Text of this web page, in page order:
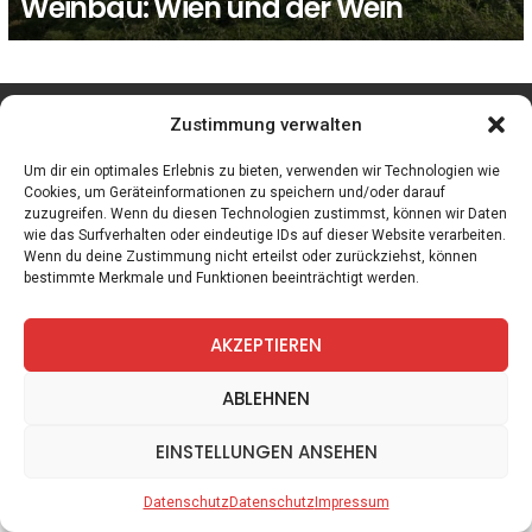
Zustimmung verwalten
Um dir ein optimales Erlebnis zu bieten, verwenden wir Technologien wie
Cookies, um Geräteinformationen zu speichern und/oder darauf
zuzugreifen. Wenn du diesen Technologien zustimmst, können wir Daten
wie das Surfverhalten oder eindeutige IDs auf dieser Website verarbeiten.
Wenn du deine Zustimmung nicht erteilst oder zurückziehst, können
bestimmte Merkmale und Funktionen beeinträchtigt werden.
AKZEPTIEREN
ABLEHNEN
EINSTELLUNGEN ANSEHEN
DatenschutzDatenschutzImpressum
facebook instagram
Spiele Zitate Kontakt Datenschutz Impressum